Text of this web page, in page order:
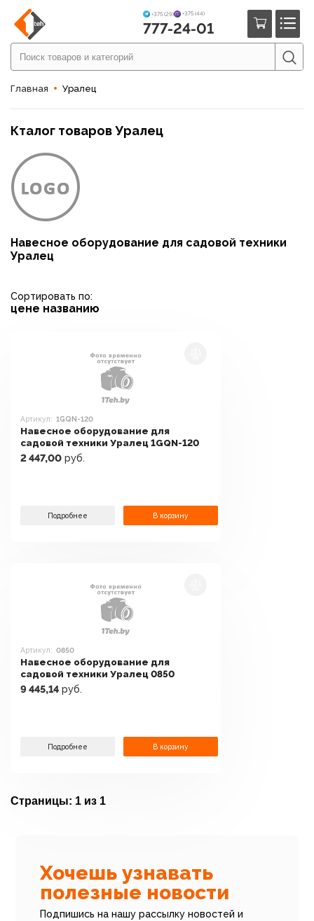
+375 (29) +375 (44)
777-24-01
Главная Уралец
Кталог товаров Уралец
Навесное оборудование для садовой техники
Уралец
Сортировать по:
цене названию
Артикул: 1GQN-120
Навесное оборудование для
садовой техники Уралец 1GQN-120
2 447,00 руб.
Подробнее В корзину
Артикул: 0850
Навесное оборудование для
садовой техники Уралец 0850
9 445,14 руб.
Подробнее В корзину
Страницы: 1 из 1
Хочешь узнавать
полезные новости
Подпишись на нашу рассылку новостей и